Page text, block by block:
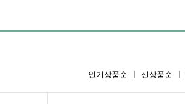
인기상품순 신상품순